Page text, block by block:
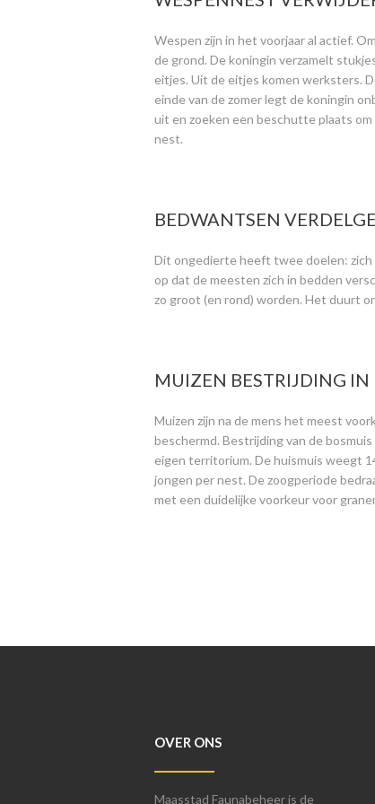
Wespen zijn in het voorjaar al actief.
de grond. De koningin verzamelt
eitjes. Uit de eitjes komen werksters.
einde van de zomer legt de koningin
uit en zoeken een beschutte plaats
nest.
BEDWANTSEN
Dit ongedierte heeft twee doelen: zich
op dat de meesten zich in bedden
zo groot (en rond) worden. Het duurt
MUIZEN BESTRIJDING IN
Muizen zijn na de mens het meest
beschermd. Bestrijding van de
eigen territorium. De huismuis weegt
jongen per nest. De zoogperiode
met een duidelijke voorkeur voor
OVER ONS
Maasstad Faunabeheer is de